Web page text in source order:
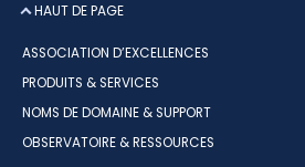
HAUT DE PAGE
ASSOCIATION D’EXCELLENCES
PRODUITS & SERVICES
NOMS DE DOMAINE & SUPPORT
OBSERVATOIRE & RESSOURCES